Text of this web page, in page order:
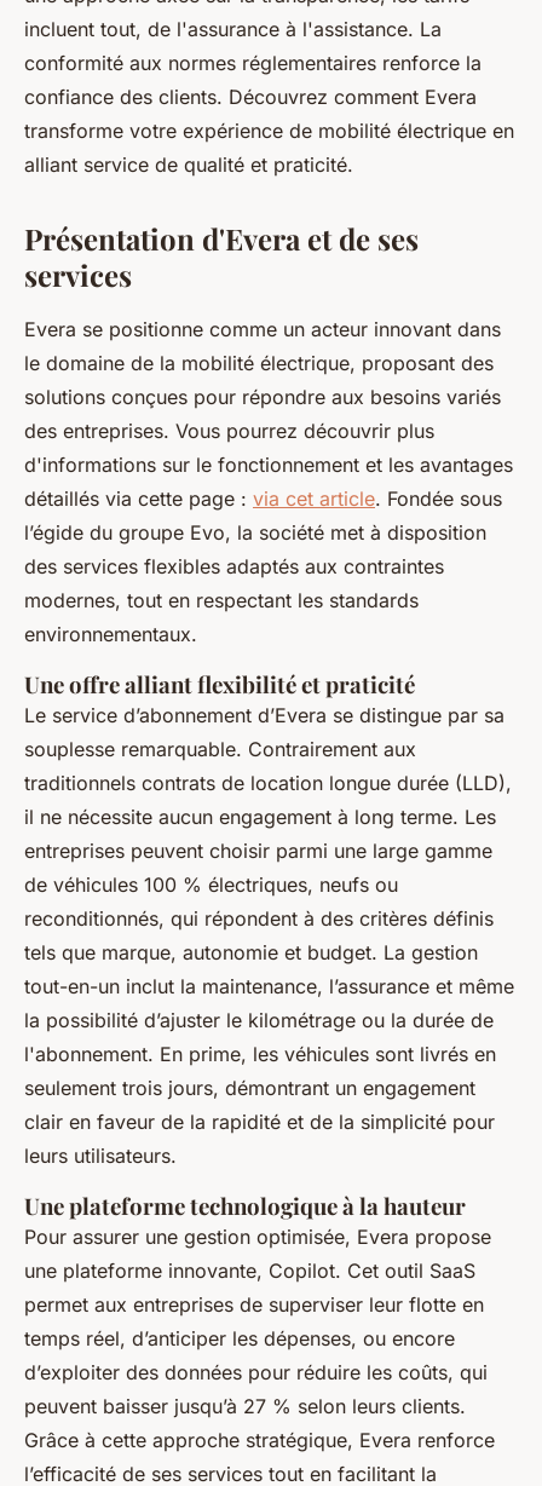
incluent tout, de l'assurance à l'assistance. La
conformité aux normes réglementaires renforce la
confiance des clients. Découvrez comment Evera
transforme votre expérience de mobilité électrique en
alliant service de qualité et praticité.
Présentation d'Evera et de ses
services
Evera se positionne comme un acteur innovant dans
le domaine de la mobilité électrique, proposant des
solutions conçues pour répondre aux besoins variés
des entreprises. Vous pourrez découvrir plus
d'informations sur le fonctionnement et les avantages
détaillés via cette page : via cet article. Fondée sous
l’égide du groupe Evo, la société met à disposition
des services flexibles adaptés aux contraintes
modernes, tout en respectant les standards
environnementaux.
Une offre alliant flexibilité et praticité
Le service d’abonnement d’Evera se distingue par sa
souplesse remarquable. Contrairement aux
traditionnels contrats de location longue durée (LLD),
il ne nécessite aucun engagement à long terme. Les
entreprises peuvent choisir parmi une large gamme
de véhicules 100 % électriques, neufs ou
reconditionnés, qui répondent à des critères définis
tels que marque, autonomie et budget. La gestion
tout-en-un inclut la maintenance, l’assurance et même
la possibilité d’ajuster le kilométrage ou la durée de
l'abonnement. En prime, les véhicules sont livrés en
seulement trois jours, démontrant un engagement
clair en faveur de la rapidité et de la simplicité pour
leurs utilisateurs.
Une plateforme technologique à la hauteur
Pour assurer une gestion optimisée, Evera propose
une plateforme innovante, Copilot. Cet outil SaaS
permet aux entreprises de superviser leur flotte en
temps réel, d’anticiper les dépenses, ou encore
d’exploiter des données pour réduire les coûts, qui
peuvent baisser jusqu’à 27 % selon leurs clients.
Grâce à cette approche stratégique, Evera renforce
l’efficacité de ses services tout en facilitant la